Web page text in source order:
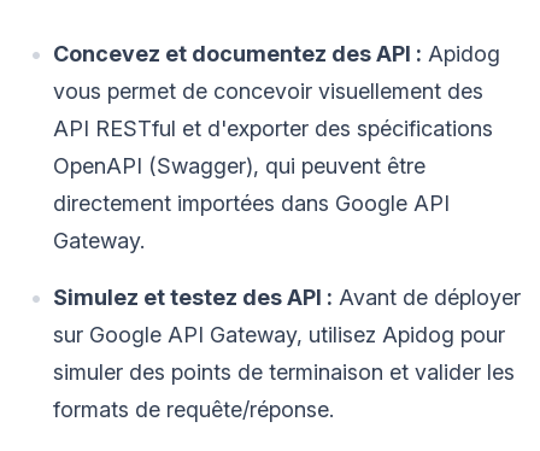
Concevez et documentez des API : Apidog
vous permet de concevoir visuellement des
API RESTful et d'exporter des spécifications
OpenAPI (Swagger), qui peuvent être
directement importées dans Google API
Gateway.
Simulez et testez des API : Avant de déployer
sur Google API Gateway, utilisez Apidog pour
simuler des points de terminaison et valider les
formats de requête/réponse.